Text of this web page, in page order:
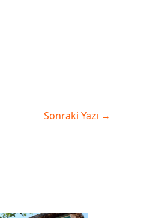
Sonraki Yazı →